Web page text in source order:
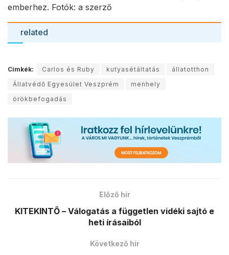
emberhez. Fotók: a szerző
related
Címkék: Carlos és Ruby kutyasétáltatás
állatotthon
Állatvédő Egyesület Veszprém
menhely
örökbefogadás
Előző hír
KITEKINTŐ – Válogatás a független vidéki sajtó e
heti írásaiból
Következő hír